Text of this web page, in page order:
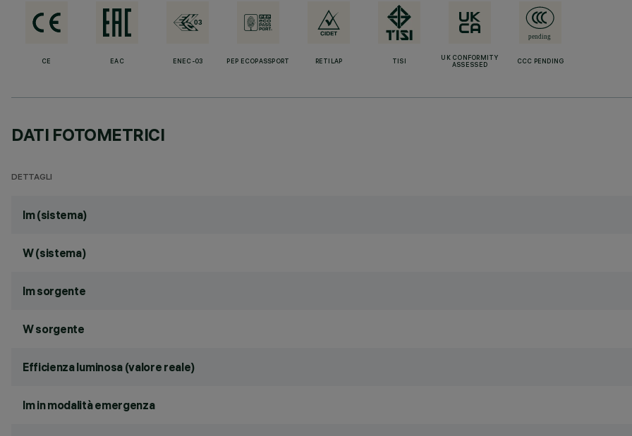
CE EAC ENEC-03 PEP ECOPASSPORT RETILAP TISI
UK CONFORMITY
ASSESSED
CCC PENDING
DATI FOTOMETRICI
DETTAGLI
lm (sistema)
W (sistema)
lm sorgente
W sorgente
Efficienza luminosa (valore reale)
lm in modalità emergenza